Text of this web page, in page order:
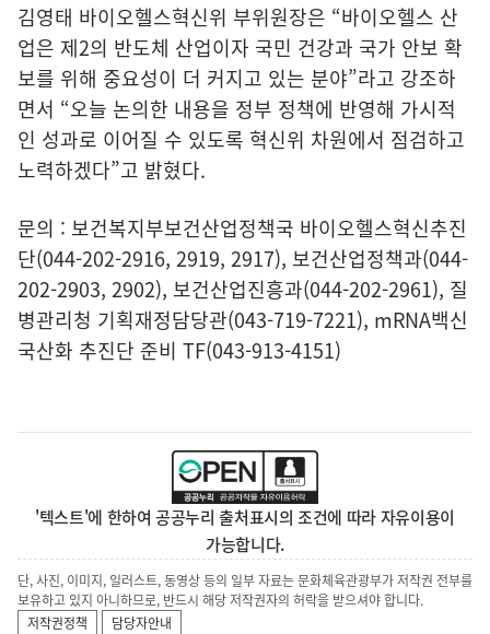
김영태 바이오헬스혁신위 부위원장은 “바이오헬스 산
업은 제2의 반도체 산업이자 국민 건강과 국가 안보 확
보를 위해 중요성이 더 커지고 있는 분야”라고 강조하
면서 “오늘 논의한 내용을 정부 정책에 반영해 가시적
인 성과로 이어질 수 있도록 혁신위 차원에서 점검하고
노력하겠다”고 밝혔다.
문의 : 보건복지부보건산업정책국 바이오헬스혁신추진
단(044-202-2916, 2919, 2917), 보건산업정책과(044-
202-2903, 2902), 보건산업진흥과(044-202-2961), 질
병관리청 기획재정담당관(043-719-7221), mRNA백신
국산화 추진단 준비 TF(043-913-4151)
'텍스트'에 한하여 공공누리 출처표시의 조건에 따라 자유이용이
가능합니다.
단, 사진, 이미지, 일러스트, 동영상 등의 일부 자료는 문화체육관광부가 저작권 전부를
보유하고 있지 아니하므로, 반드시 해당 저작권자의 허락을 받으셔야 합니다.
저작권정책
담당자안내